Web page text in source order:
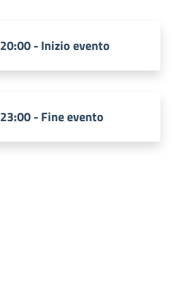
20:00 - Inizio evento
23:00 - Fine evento